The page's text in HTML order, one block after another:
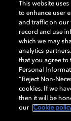
necesitarás
streaming
del Creator Lab
poner a prueba
¿En qué se
para cineastas?
A diferencia de
Dolby Creator
This website
to enhance user
and traffic on our
record and use
which we may
analytics
that you agree to
Personal
“Reject Non-
cookies. If we
then it will be
our
Cookie